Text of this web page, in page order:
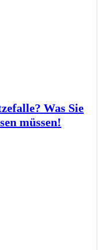
Was Sie
müssen!